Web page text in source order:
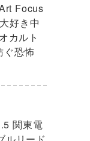
Focus
好き中
カルト
恐怖
関東電